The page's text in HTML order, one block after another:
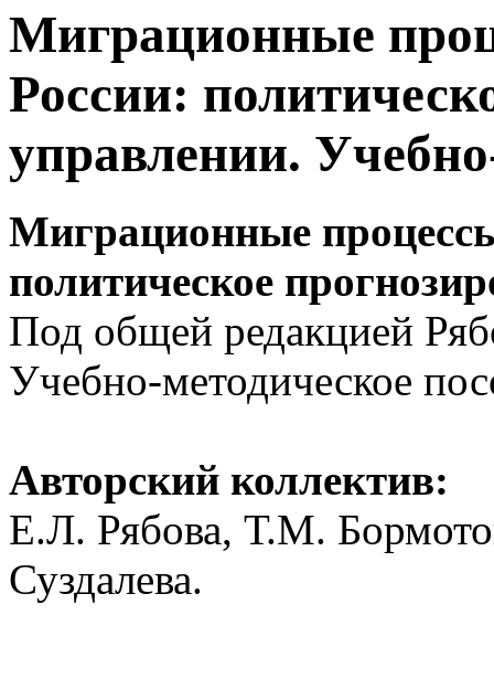
Миграционные
России:
управлении.
Миграционные
политическое
Под общей редакцией
Учебно-методическое
Авторский коллектив:
Е.Л. Рябова, Т.М.
Суздалева.